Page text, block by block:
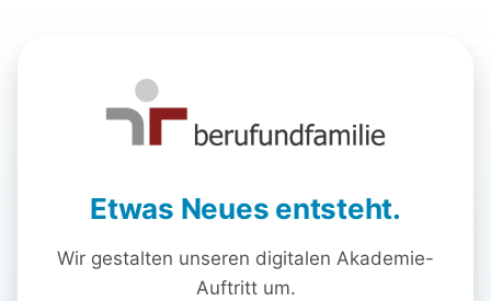
Etwas Neues entsteht.
Wir gestalten unseren digitalen Akademie-
Auftritt um.